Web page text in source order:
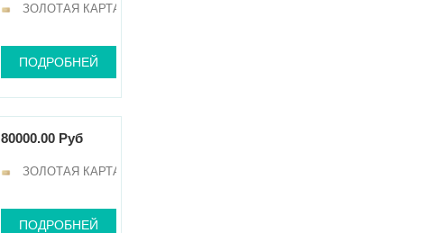
ЗОЛОТАЯ КАРТА
ПОДРОБНЕЙ
80000.00 Руб
ЗОЛОТАЯ КАРТА
ПОДРОБНЕЙ